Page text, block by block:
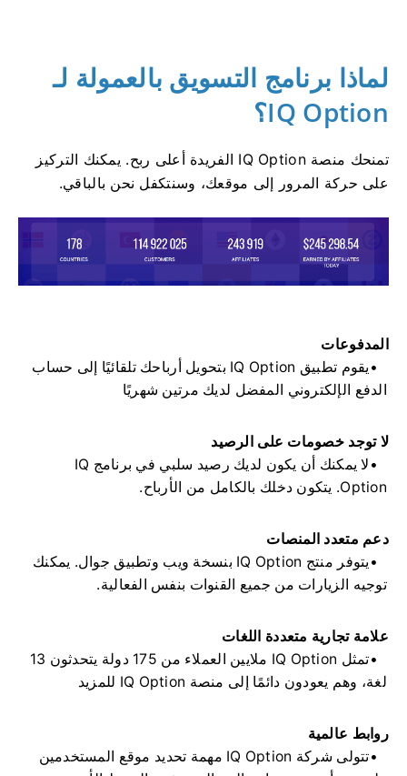
لماذا برنامج التسويق بالعمولة لـ
IQ Option؟
تمنحك منصة IQ Option الفريدة أعلى ربح. يمكنك التركيز
على حركة المرور إلى موقعك، وسنتكفل نحن بالباقي.
المدفوعات
يقوم تطبيق IQ Option بتحويل أرباحك تلقائيًا إلى حساب
الدفع الإلكتروني المفضل لديك مرتين شهريًا
لا توجد خصومات على الرصيد
لا يمكنك أن يكون لديك رصيد سلبي في برنامج IQ
Option. يتكون دخلك بالكامل من الأرباح.
دعم متعدد المنصات
يتوفر منتج IQ Option بنسخة ويب وتطبيق جوال. يمكنك
توجيه الزيارات من جميع القنوات بنفس الفعالية.
علامة تجارية متعددة اللغات
تمثل IQ Option ملايين العملاء من 175 دولة يتحدثون 13
لغة، وهم يعودون دائمًا إلى منصة IQ Option للمزيد
روابط عالمية
تتولى شركة IQ Option مهمة تحديد موقع المستخدمين